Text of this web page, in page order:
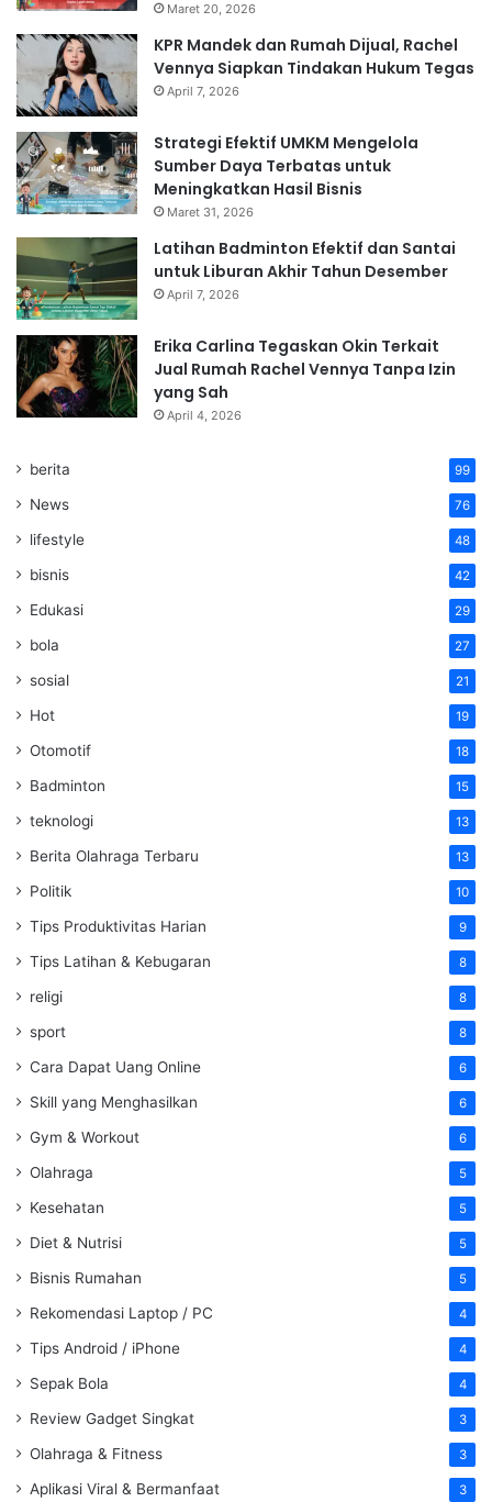
Maret 20, 2026
KPR Mandek dan Rumah Dijual, Rachel
Vennya Siapkan Tindakan Hukum Tegas
April 7, 2026
Strategi Efektif UMKM Mengelola
Sumber Daya Terbatas untuk
Meningkatkan Hasil Bisnis
Maret 31, 2026
Latihan Badminton Efektif dan Santai
untuk Liburan Akhir Tahun Desember
April 7, 2026
Erika Carlina Tegaskan Okin Terkait
Jual Rumah Rachel Vennya Tanpa Izin
yang Sah
April 4, 2026
berita 99
News 76
lifestyle 48
bisnis 42
Edukasi 29
bola 27
sosial 21
Hot 19
Otomotif 18
Badminton 15
teknologi 13
Berita Olahraga Terbaru 13
Politik 10
Tips Produktivitas Harian 9
Tips Latihan & Kebugaran 8
religi 8
sport 8
Cara Dapat Uang Online 6
Skill yang Menghasilkan 6
Gym & Workout 6
Olahraga 5
Kesehatan 5
Diet & Nutrisi 5
Bisnis Rumahan 5
Rekomendasi Laptop / PC 4
Tips Android / iPhone 4
Sepak Bola 4
Review Gadget Singkat 3
Olahraga & Fitness 3
Aplikasi Viral & Bermanfaat 3